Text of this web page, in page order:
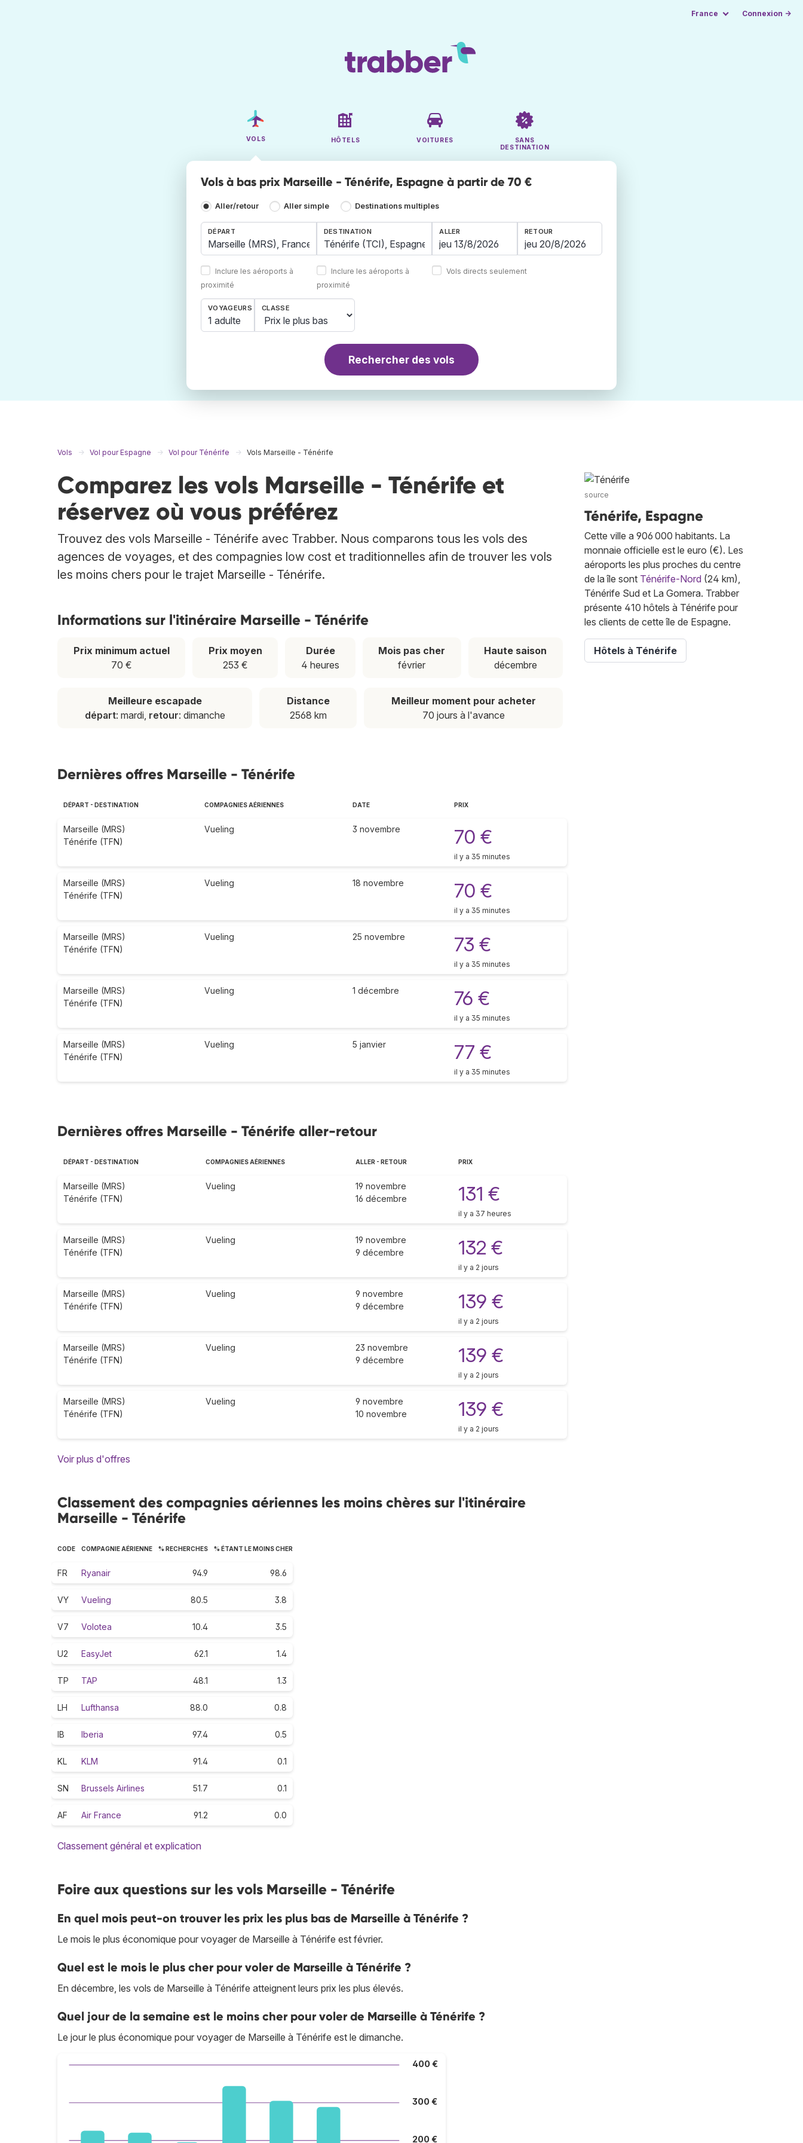
France Connexion →
VOLS HÔTELS VOITURES
SANS
DESTINATION
Vols à bas prix Marseille - Ténérife, Espagne à partir de 70 €
Aller/retour Aller simple Destinations multiples
DÉPART
Inclure les aéroports à
proximité
DESTINATION
Inclure les aéroports à
proximité
ALLER RETOUR
Vols directs seulement
VOYAGEURS
1 adulte
CLASSE
Rechercher des vols
Vols Vol pour Espagne Vol pour Ténérife Vols Marseille - Ténérife
Comparez les vols Marseille - Ténérife et
réservez où vous préférez
Trouvez des vols Marseille - Ténérife avec Trabber. Nous comparons tous les vols des
agences de voyages, et des compagnies low cost et traditionnelles afin de trouver les vols
les moins chers pour le trajet Marseille - Ténérife.
Informations sur l'itinéraire Marseille - Ténérife
Prix minimum actuel
70 €
Prix moyen
253 €
Durée
4 heures
Mois pas cher
février
Haute saison
décembre
Meilleure escapade
départ: mardi, retour: dimanche
Distance
2568 km
Meilleur moment pour acheter
70 jours à l'avance
Dernières offres Marseille - Ténérife
DÉPART - DESTINATION COMPAGNIES AÉRIENNES DATE PRIX
Marseille (MRS)
Ténérife (TFN)
Vueling 3 novembre 70 €
il y a 35 minutes
Marseille (MRS)
Ténérife (TFN)
Vueling 18 novembre 70 €
il y a 35 minutes
Marseille (MRS)
Ténérife (TFN)
Vueling 25 novembre 73 €
il y a 35 minutes
Marseille (MRS)
Ténérife (TFN)
Vueling 1 décembre 76 €
il y a 35 minutes
Marseille (MRS)
Ténérife (TFN)
Vueling 5 janvier 77 €
il y a 35 minutes
Dernières offres Marseille - Ténérife aller-retour
DÉPART - DESTINATION COMPAGNIES AÉRIENNES ALLER - RETOUR PRIX
Marseille (MRS)
Ténérife (TFN)
Vueling
19 novembre
16 décembre
131 €
il y a 37 heures
Marseille (MRS)
Ténérife (TFN)
Vueling
19 novembre
9 décembre
132 €
il y a 2 jours
Marseille (MRS)
Ténérife (TFN)
Vueling
9 novembre
9 décembre
139 €
il y a 2 jours
Marseille (MRS)
Ténérife (TFN)
Vueling
23 novembre
9 décembre
139 €
il y a 2 jours
Marseille (MRS)
Ténérife (TFN)
Vueling
9 novembre
10 novembre
139 €
il y a 2 jours
Voir plus d'offres
Classement des compagnies aériennes les moins chères sur l'itinéraire
Marseille - Ténérife
CODE COMPAGNIE AÉRIENNE % RECHERCHES % ÉTANT LE MOINS CHER
FR Ryanair 94.9 98.6
VY Vueling 80.5 3.8
V7 Volotea 10.4 3.5
U2 EasyJet 62.1 1.4
TP TAP 48.1 1.3
LH Lufthansa 88.0 0.8
IB Iberia 97.4 0.5
KL KLM 91.4 0.1
SN Brussels Airlines 51.7 0.1
AF Air France 91.2 0.0
Classement général et explication
Foire aux questions sur les vols Marseille - Ténérife
En quel mois peut-on trouver les prix les plus bas de Marseille à Ténérife ?
Le mois le plus économique pour voyager de Marseille à Ténérife est février.
Quel est le mois le plus cher pour voler de Marseille à Ténérife ?
En décembre, les vols de Marseille à Ténérife atteignent leurs prix les plus élevés.
Quel jour de la semaine est le moins cher pour voler de Marseille à Ténérife ?
Le jour le plus économique pour voyager de Marseille à Ténérife est le dimanche.
200 €
300 €
400 €
source
Ténérife, Espagne
Cette ville a 906 000 habitants. La
monnaie officielle est le euro (€). Les
aéroports les plus proches du centre
de la île sont Ténérife-Nord (24 km),
Ténérife Sud et La Gomera. Trabber
présente 410 hôtels à Ténérife pour
les clients de cette île de Espagne.
Hôtels à Ténérife